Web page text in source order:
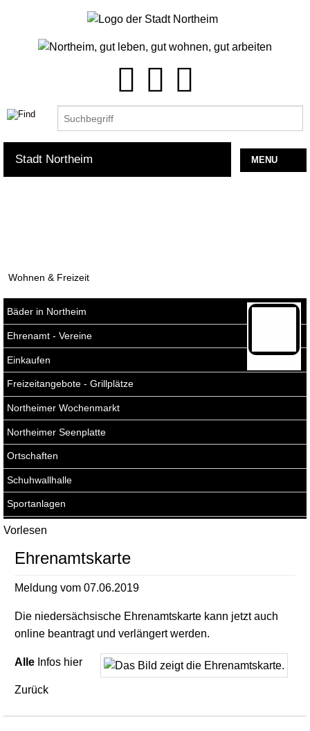
Stadt Northeim MENU
Wohnen & Freizeit
Wirtschaft, Bauen, Umwelt
Wohnen & Freizeit
Bäder in Northeim
Ehrenamt - Vereine
Einkaufen
Freizeitangebote - Grillplätze
Northeimer Wochenmarkt
Northeimer Seenplatte
Ortschaften
Schuhwallhalle
Sportanlagen
Vorlesen
Ehrenamtskarte
Meldung vom 07.06.2019
Die niedersächsische Ehrenamtskarte kann jetzt auch
online beantragt und verlängert werden.
Alle Infos hier
Zurück